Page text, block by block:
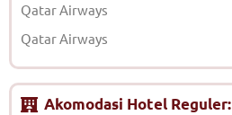
Qatar Airways
Qatar Airways
Akomodasi Hotel Reguler: